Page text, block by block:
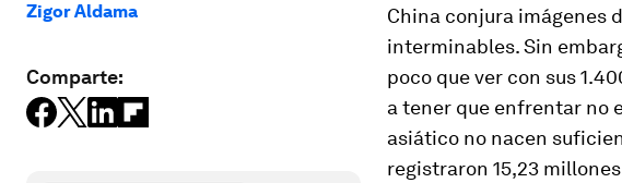
Zigor Aldama
Comparte:
China conjura imágenes
interminables. Sin
poco que ver con sus
a tener que enfrentar no
asiático no nacen
registraron 15,23